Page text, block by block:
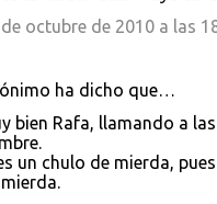
octubre de 2010 a las
ha dicho que…
bien Rafa, llamando a
un chulo de mierda,